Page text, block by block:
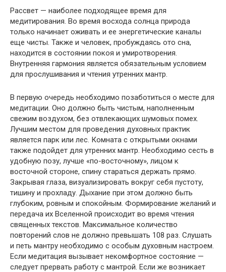
Рассвет — наиболее подходящее время для
медитирования. Во время восхода солнца природа
только начинает оживать и ее энергетические каналы
еще чисты. Также и человек, пробуждаясь ото сна,
находится в состоянии покоя и умиротворения.
Внутренняя гармония является обязательным условием
для прослушивания и чтения утренних мантр.
В первую очередь необходимо позаботиться о месте для
медитации. Оно должно быть чистым, наполненным
свежим воздухом, без отвлекающих шумовых помех.
Лучшим местом для проведения духовных практик
является парк или лес. Комната с открытыми окнами
также подойдет для утренних мантр. Необходимо сесть в
удобную позу, лучше «по-восточному», лицом к
восточной стороне, спину стараться держать прямо.
Закрывая глаза, визуализировать вокруг себя пустоту,
тишину и прохладу. Дыхание при этом должно быть
глубоким, ровным и спокойным. Формирование желаний и
передача их Вселенной происходит во время чтения
священных текстов. Максимальное количество
повторений слов не должно превышать 108 раз. Слушать
и петь мантру необходимо с особым духовным настроем.
Если медитация вызывает некомфортное состояние —
следует прервать работу с мантрой. Если же возникает